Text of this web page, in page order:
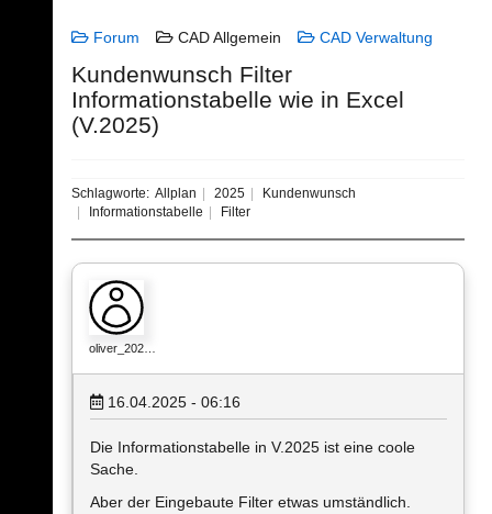
Forum CAD Allgemein CAD Verwaltung
Kundenwunsch Filter
Informationstabelle wie in Excel
(V.2025)
Schlagworte: Allplan 2025
Kundenwunsch
Informationstabelle
Filter
oliver_202…
16.04.2025 - 06:16
Die Informationstabelle in V.2025 ist eine coole
Sache.
Aber der Eingebaute Filter etwas umständlich.